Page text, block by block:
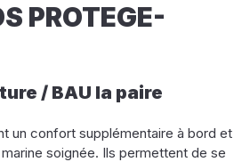
PROTEGE-
/ BAU la paire
un confort supplémentaire à bord et
soignée. Ils permettent de se